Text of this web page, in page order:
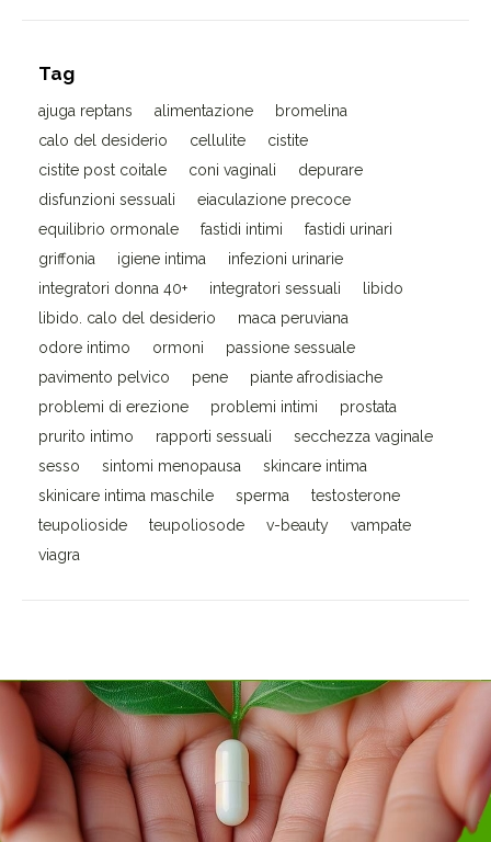
Tag
ajuga reptans alimentazione
bromelina
calo del desiderio
cellulite
cistite
cistite post coitale
coni vaginali
depurare
disfunzioni sessuali
eiaculazione precoce
equilibrio ormonale
fastidi intimi
fastidi urinari
griffonia
igiene intima
infezioni urinarie
integratori donna 40+
integratori sessuali
libido
libido. calo del desiderio
maca peruviana
odore intimo
ormoni
passione sessuale
pavimento pelvico
pene
piante afrodisiache
problemi di erezione
problemi intimi
prostata
prurito intimo
rapporti sessuali
secchezza vaginale
sesso
sintomi menopausa
skincare intima
skinicare intima maschile
sperma
testosterone
teupolioside
teupoliosode v-beauty
vampate
viagra